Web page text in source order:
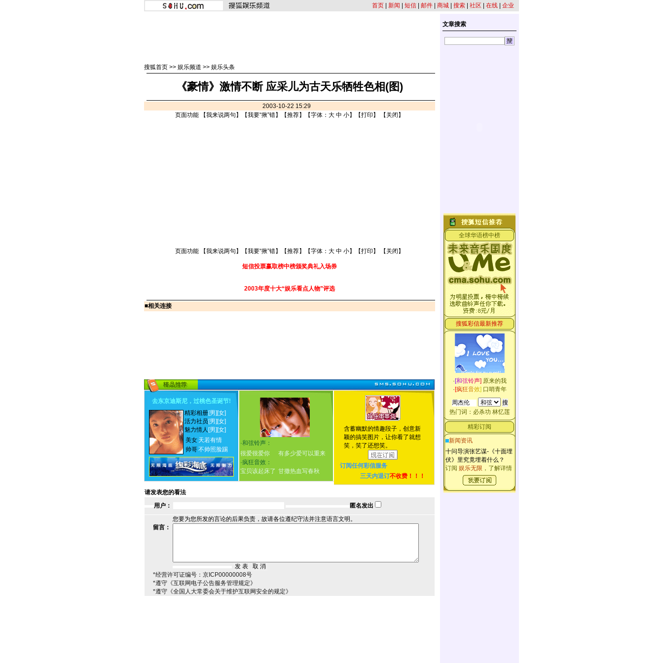
首页 新闻 短信 邮件 商城 搜索 社区 在线 企业
搜狐首页 >> 娱乐频道 >> 娱乐头条
《豪情》激情不断 应采儿为古天乐牺牲色相(图)
2003-10-22 15:29
页面功能 【我来说两句 】【我要“揪”错】【推荐】【字体： 大 中 小】【打印 】 【 关闭 】
页面功能 【我来说两句 】【我要“揪”错】【推荐】【字体： 大 中 小】【打印 】 【 关闭 】
短信投票赢取榜中榜颁奖典礼入场券
2003年度十大“娱乐看点人物”评选
■相关连接
去东京迪斯尼，过桃色圣诞节!
精彩相册[男] [女]
活力社员 [男] [女]
魅力情人 [男] [女]
美女 天若有情
帅哥不帅照脸踢
·和弦铃声：
很爱很爱你
有多少爱可以重来
·疯狂音效：
宝贝该起床了 甘撒热血写春秋
含蓄幽默的情趣段子，创意新
颖的搞笑图片，让你看了就想
笑，笑了还想笑。
订阅任何彩信服务
三天内退订不收费！！！
请发表您的看法
用户：
匿名发出
您要为您所发的言论的后果负责，故请各位遵纪守法并注意语言文明。
留言：
*经营许可证编号：京ICP00000008号
*遵守《互联网电子公告服务管理规定》
*遵守《全国人大常委会关于维护互联网安全的规定》
文章搜索
全球华语榜中榜
搜狐彩信最新推荐
·[和弦铃声] 原来的我
·[疯狂音效] 口哨青年
热门词： 必杀功 林忆莲
精彩订阅
新闻资讯
十问导演张艺谋-《十面埋
伏》里究竟埋着什么？
订阅 娱乐无限 ，了解详情